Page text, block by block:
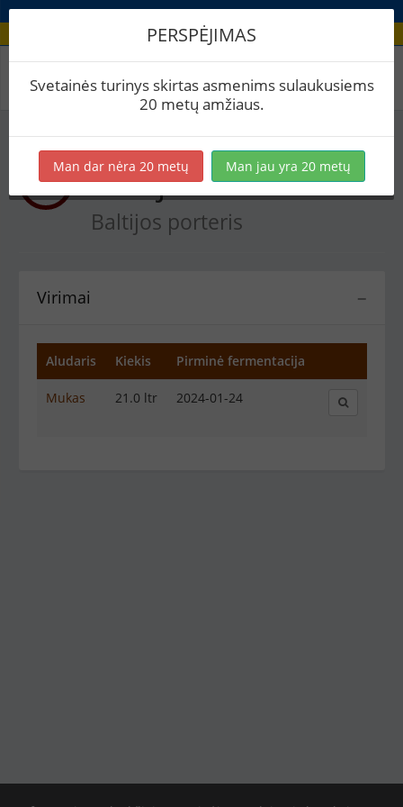
Recepto virimai
Baltijos Šešėlis
Baltijos porteris
−
Virimai
Aludaris Kiekis Pirminė fermentacija
Mukas 21.0 ltr 2024-01-24
PERSPĖJIMAS
Svetainės turinys skirtas asmenims sulaukusiems
20 metų amžiaus.
Man dar nėra 20 metų Man jau yra 20 metų